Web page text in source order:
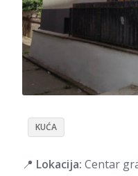
KUĆA
📍 Lokacija: Centar